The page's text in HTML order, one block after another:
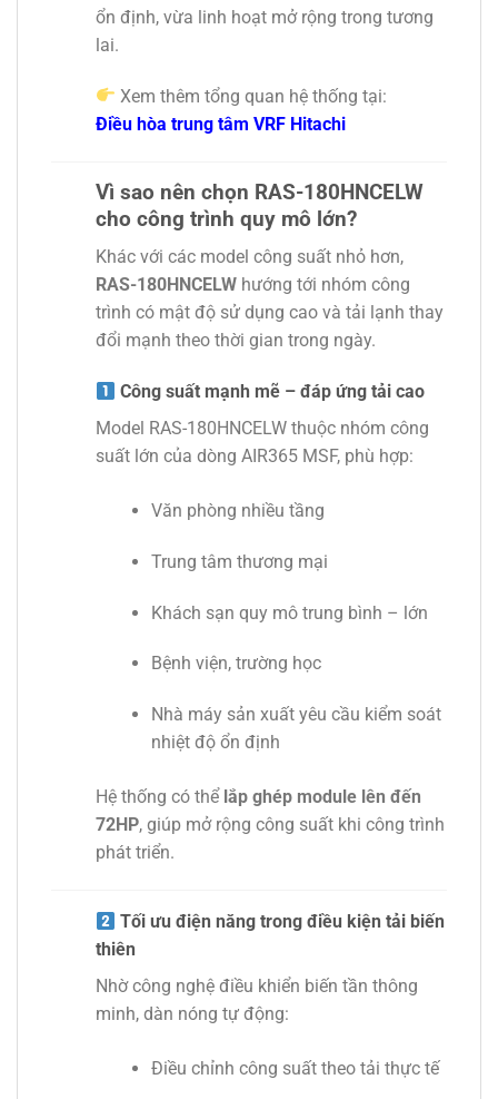
ổn định, vừa linh hoạt mở rộng trong tương
lai.
Xem thêm tổng quan hệ thống tại:
Điều hòa trung tâm VRF Hitachi
Vì sao nên chọn RAS-180HNCELW
cho công trình quy mô lớn?
Khác với các model công suất nhỏ hơn,
RAS-180HNCELW hướng tới nhóm công
trình có mật độ sử dụng cao và tải lạnh thay
đổi mạnh theo thời gian trong ngày.
Công suất mạnh mẽ – đáp ứng tải cao
Model RAS-180HNCELW thuộc nhóm công
suất lớn của dòng AIR365 MSF, phù hợp:
Văn phòng nhiều tầng
Trung tâm thương mại
Khách sạn quy mô trung bình – lớn
Bệnh viện, trường học
Nhà máy sản xuất yêu cầu kiểm soát
nhiệt độ ổn định
Hệ thống có thể lắp ghép module lên đến
72HP, giúp mở rộng công suất khi công trình
phát triển.
Tối ưu điện năng trong điều kiện tải biến
thiên
Nhờ công nghệ điều khiển biến tần thông
minh, dàn nóng tự động:
Điều chỉnh công suất theo tải thực tế